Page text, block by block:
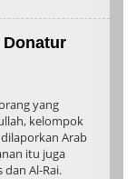
Donatur
yang
kelompok
Arab
itu juga
Al-Rai.